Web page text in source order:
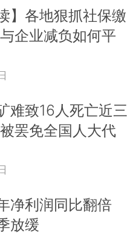
】各地狠抓社保缴
企业减负如何平
难致16人死亡近三
罢免全国人大代
净利润同比翻倍
放缓